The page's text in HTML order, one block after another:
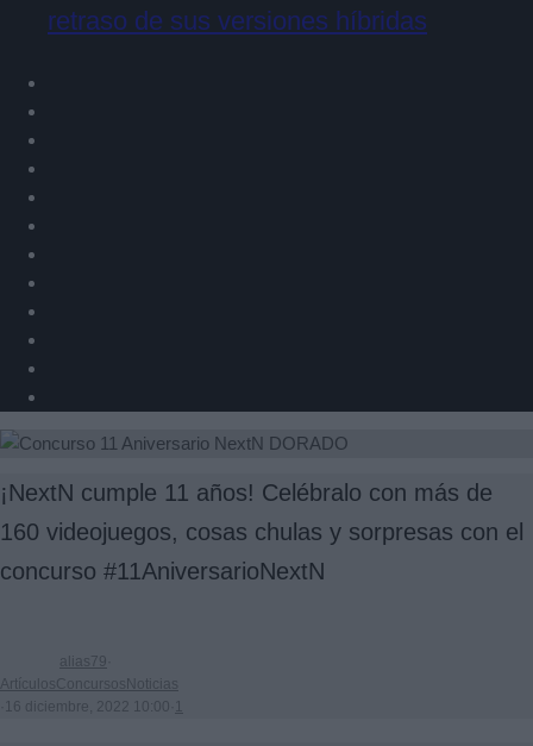
retraso de sus versiones híbridas
¡NextN cumple 11 años! Celébralo con más de
160 videojuegos, cosas chulas y sorpresas con el
concurso #11AniversarioNextN
alias79
Artículos Concursos
Noticias
16 diciembre, 2022 10:00